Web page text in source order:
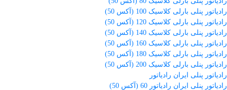
رادیاتور پنلی بارلی کلاسیک 100 (آکس 50)
رادیاتور پنلی بارلی کلاسیک 120 (آکس 50)
رادیاتور پنلی بارلی کلاسیک 140 (آکس 50)
رادیاتور پنلی بارلی کلاسیک 160 (آکس 50)
رادیاتور پنلی بارلی کلاسیک 180 (آکس 50)
رادیاتور پنلی بارلی کلاسیک 200 (آکس 50)
رادیاتور پنلی ایران رادیاتور
رادیاتور پنلی ایران رادیاتور 60 (آکس 50)